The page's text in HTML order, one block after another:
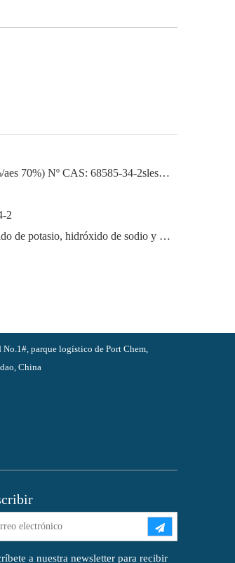
Lauril éter sódico Lauril éter sulfato sódico (sles70%/aes 70%) Nº CAS: 68585-34-2sles70%/aes 70%) Nº CAS: 68585-34-2
2
El próspero mercado de las exportaciones de hidróxido de potasio, hidróxido de sodio y peróxido de hidrógeno de China: una revisión del año pasado
No.1#, parque logístico de Port Chem,
China
a nuestra newsletter para recibir